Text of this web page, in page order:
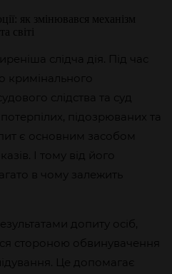
слідча дія. Під час
кримінального
слідства та суд
підозрюваних та
є основним засобом
І тому від його
в чому залежить
допиту осіб,
стороною обвинувачення
Це допомагає